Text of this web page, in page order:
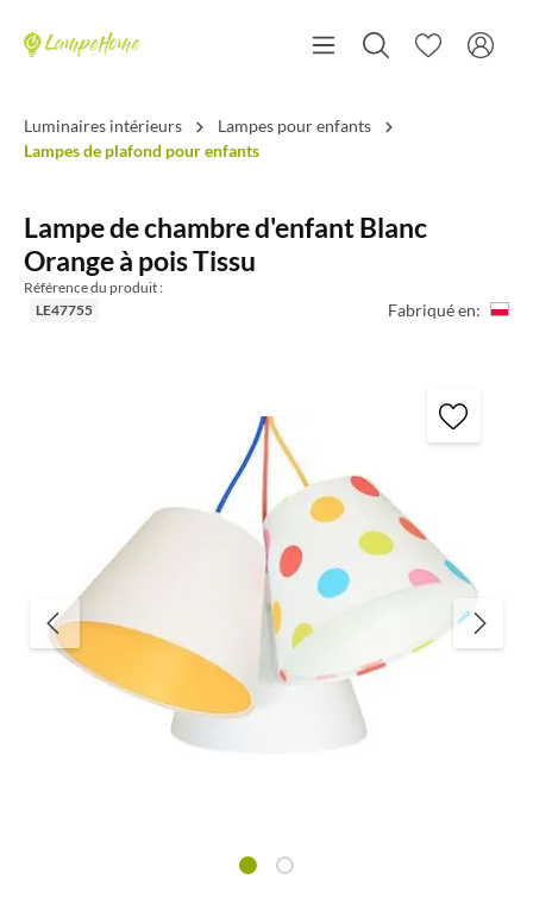
Luminaires intérieurs
Lampes pour enfants
Lampes de plafond pour enfants
Lampe de chambre d'enfant Blanc
Orange à pois Tissu
Référence du produit :
LE47755
Fabriqué en: